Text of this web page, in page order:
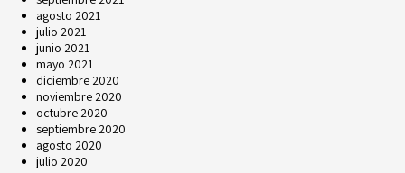
agosto 2021
julio 2021
junio 2021
mayo 2021
diciembre 2020
noviembre 2020
octubre 2020
septiembre 2020
agosto 2020
julio 2020